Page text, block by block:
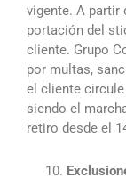
vigente. A partir
portación del
cliente. Grupo
por multas,
el cliente
siendo el
retiro desde el